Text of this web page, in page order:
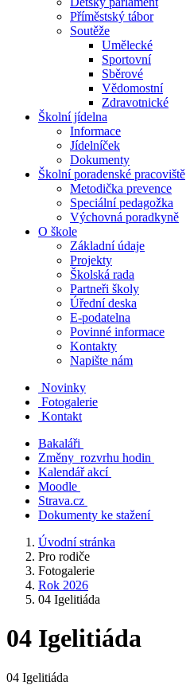
Příměstský tábor
Soutěže
Umělecké
Sportovní
Sběrové
Vědomostní
Zdravotnické
Školní jídelna
Informace
Jídelníček
Dokumenty
Školní poradenské pracoviště
Metodička prevence
Speciální pedagožka
Výchovná poradkyně
O škole
Základní údaje
Projekty
Školská rada
Partneři školy
Úřední deska
E-podatelna
Povinné informace
Kontakty
Napište nám
Novinky
Fotogalerie
Kontakt
Bakaláři
Změny rozvrhu hodin
Kalendář akcí
Moodle
Strava.cz
Dokumenty ke stažení
Úvodní stránka
Pro rodiče
Fotogalerie
Rok 2026
04 Igelitiáda
04 Igelitiáda
04 Igelitiáda